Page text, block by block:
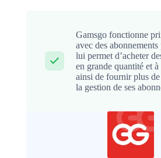
Gamsgo fonctionne
avec des
lui permet d’acheter
en grande quantité et
ainsi de fournir plus
la gestion de ses